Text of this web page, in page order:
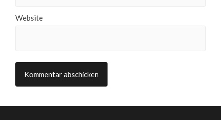
Website